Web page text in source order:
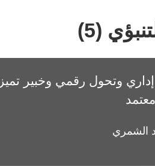
(5)
وتحول رقمي وخبير تميز
الشمري